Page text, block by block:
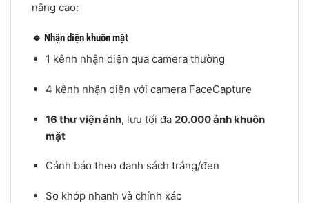
nâng cao:
🔹 Nhận diện khuôn mặt
1 kênh nhận diện qua camera thường
4 kênh nhận diện với camera FaceCapture
16 thư viện ảnh, lưu tối đa 20.000 ảnh khuôn
mặt
Cảnh báo theo danh sách trắng/đen
So khớp nhanh và chính xác